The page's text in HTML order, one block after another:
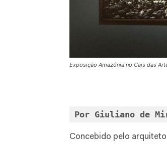
Exposição Amazônia no Cais das
Por Giuliano de
Concebido pelo